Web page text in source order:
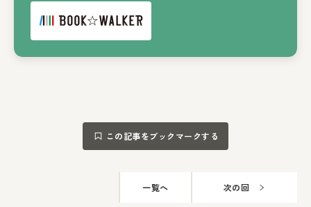
この記事をブックマークする
一覧へ 次の回